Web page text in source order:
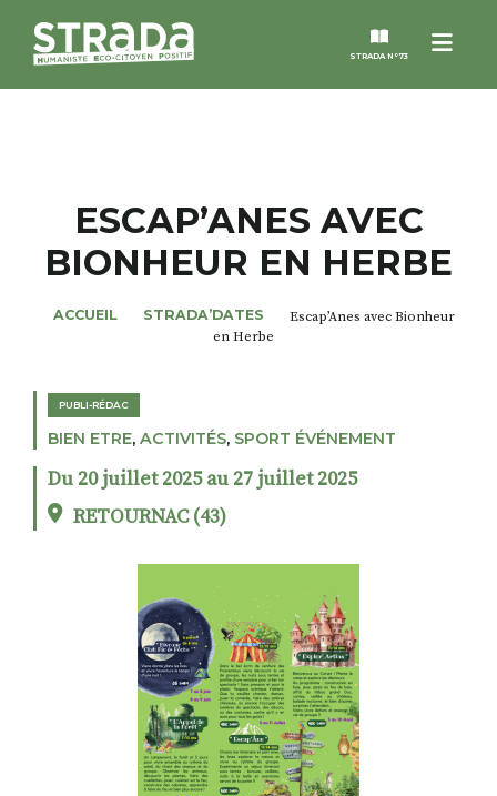
Menu
STRADA N°73
MAGAZINES
NOS THÈMES
ALTER STRADA
RECHERCHER
S'INSCRIRE À LA NEWSLETTER
FACEBOOKINSTAGRAM
LINKEDINYOUTUBE
ESCAP’ANES AVEC
BIONHEUR EN HERBE
ACCUEIL STRADA’DATES
Escap’Anes avec Bionheur
en Herbe
PUBLI-RÉDAC
BIEN ETRE, ACTIVITÉS, SPORT ÉVÉNEMENT
Du 20 juillet 2025 au 27 juillet 2025
RETOURNAC (43)